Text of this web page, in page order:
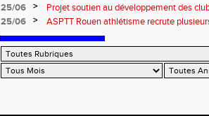
25/06
>
Projet soutien au développement des
25/06
> ASPTT Rouen athlétisme recrute